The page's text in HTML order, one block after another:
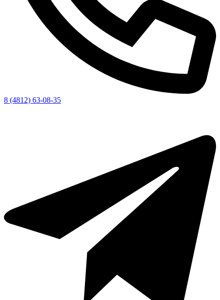
8 (4812) 63-08-35